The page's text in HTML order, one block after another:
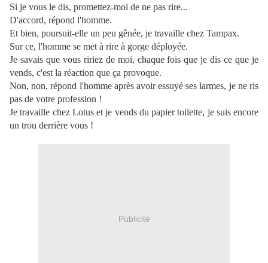
Si je vous le dis, promettez-moi de ne pas rire...
D'accord, répond l'homme.
Et bien, poursuit-elle un peu gênée, je travaille chez Tampax.
Sur ce, l'homme se met à rire à gorge déployée.
Je savais que vous ririez de moi, chaque fois que je dis ce que je
vends, c'est la réaction que ça provoque.
Non, non, répond l'homme après avoir essuyé ses larmes, je ne ris
pas de votre profession !
Je travaille chez Lotus et je vends du papier toilette, je suis encore
un trou derrière vous !
Publicité